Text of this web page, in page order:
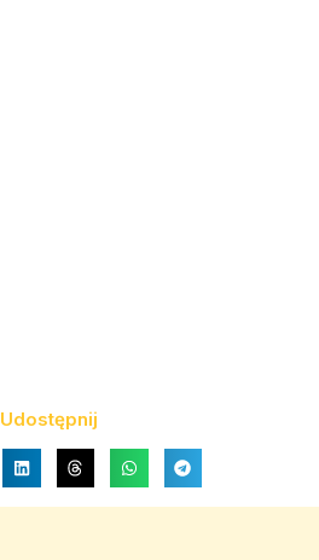
Udostępnij